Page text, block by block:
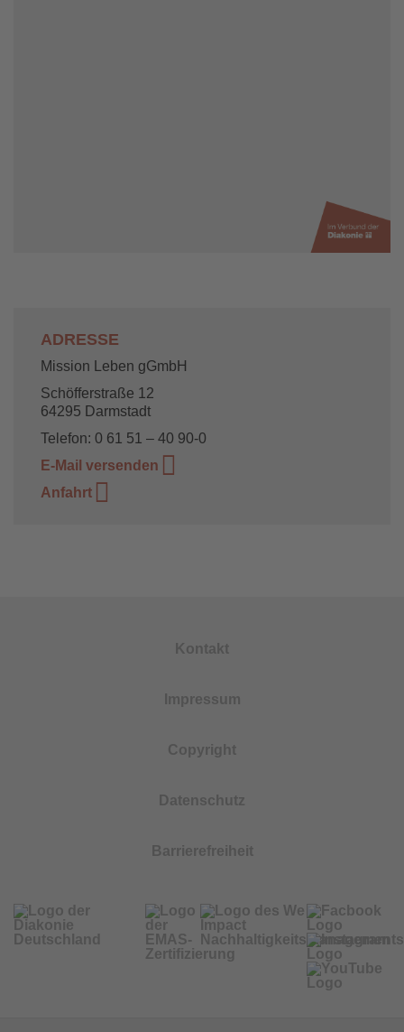
ADRESSE
Mission Leben gGmbH
Schöfferstraße 12
64295 Darmstadt
Telefon: 0 61 51 – 40 90-0
E-Mail versenden
Anfahrt
Kontakt
Impressum
Copyright
Datenschutz
Barrierefreiheit